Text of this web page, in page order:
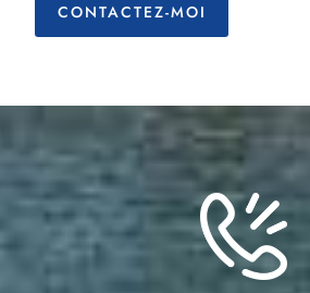
CONTACTEZ-MOI